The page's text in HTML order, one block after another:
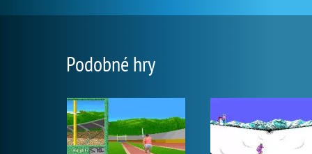
Podobné hry